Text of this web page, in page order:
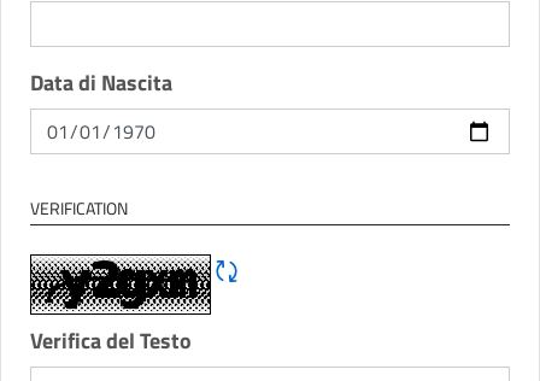
Data di Nascita
VERIFICATION
Rigene CAPTCHA
Verifica del Testo